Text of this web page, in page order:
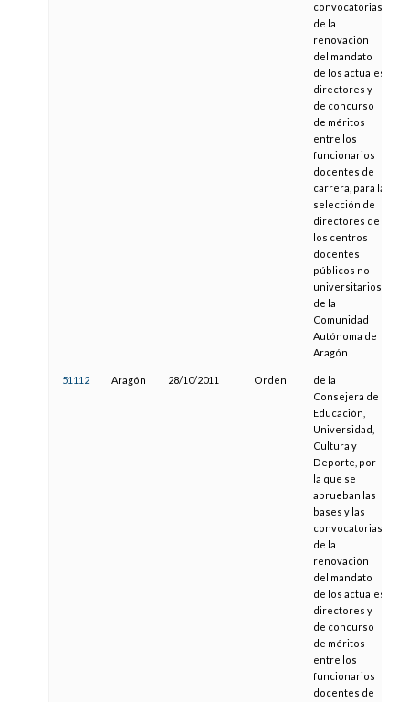
convocatorias
de la
renovación
del mandato
de los actuales
directores y
de concurso
de méritos
entre los
funcionarios
docentes de
carrera, para la
selección de
directores de
los centros
docentes
públicos no
universitarios
de la
Comunidad
Autónoma de
Aragón
51112 Aragón 28/10/2011 Orden
de la
Consejera de
Educación,
Universidad,
Cultura y
Deporte, por
la que se
aprueban las
bases y las
convocatorias
de la
renovación
del mandato
de los actuales
directores y
de concurso
de méritos
entre los
funcionarios
docentes de